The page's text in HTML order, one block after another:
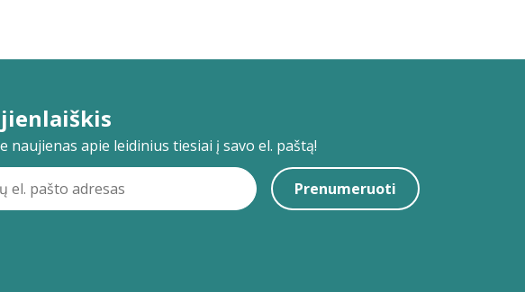
naujienas apie leidinius tiesiai į savo el. paštą!
Prenumeruoti